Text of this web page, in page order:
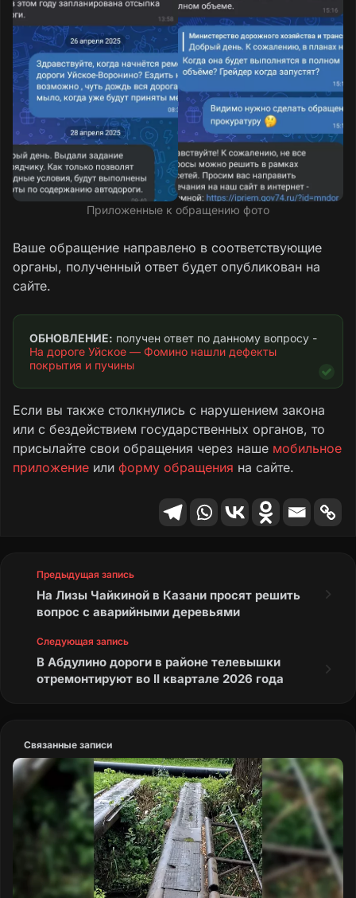
Приложенные к обращению фото
Ваше обращение направлено в соответствующие
органы, полученный ответ будет опубликован на
сайте.
ОБНОВЛЕНИЕ:
На дороге Уйское — Фомино нашли дефекты
покрытия и пучины
Если вы также столкнулись с нарушением закона
или с бездействием государственных органов, то
присылайте свои обращения через наше мобильное
приложение или форму обращения на сайте.
Предыдущая запись
На Лизы Чайкиной в Казани просят решить
вопрос с аварийными деревьями
Следующая запись
В Абдулино дороги в районе телевышки
отремонтируют во II квартале 2026 года
Связанные записи